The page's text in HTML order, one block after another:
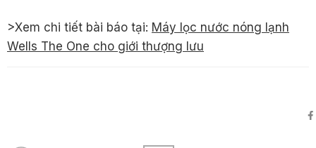
>Xem chi tiết bài báo tại: Máy lọc nước nóng lạnh
Wells The One cho giới thượng lưu